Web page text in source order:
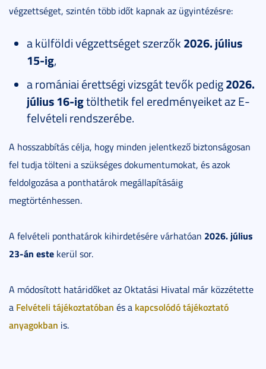
végzettséget, szintén több időt kapnak az ügyintézésre:
a külföldi végzettséget szerzők 2026. július
15-ig,
a romániai érettségi vizsgát tevők pedig2026.
július 16-igtölthetik fel eredményeiket az E-
felvételi rendszerébe.
A hosszabbítás célja, hogy minden jelentkező biztonságosan
fel tudja tölteni a szükséges dokumentumokat, és azok
feldolgozása a ponthatárok megállapításáig
megtörténhessen.
A felvételi ponthatárok kihirdetésére várhatóan 2026. július
23-án este kerül sor.
A módosított határidőket az Oktatási Hivatal már közzétette
a Felvételi tájékoztatóban és a kapcsolódó tájékoztató
anyagokban is.